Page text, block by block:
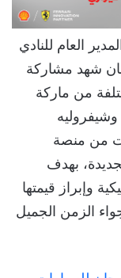
العام للنادي
شهد مشاركة
من ماركة
من منصة
بهدف
وإبراز قيمتها
الزمن الجميل